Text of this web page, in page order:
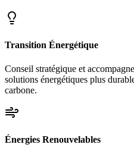
Transition Énergétique
Conseil stratégique et
solutions énergétiques plus
carbone.
Énergies Renouvelables